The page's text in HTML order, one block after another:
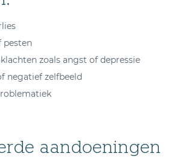
pesten
zoals angst of depressie
negatief zelfbeeld
aandoeningen